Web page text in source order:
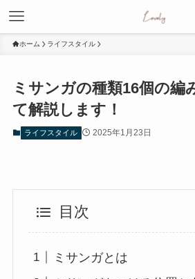
ホーム ライフスタイル
ミサンガの種類16個の編
て解説します！
ライフスタイル 2025年1月23日
目次
ミサンガとは